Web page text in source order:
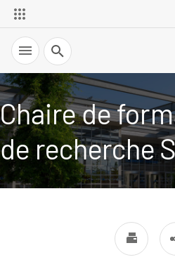
Recherche
Chaire de
de recherche